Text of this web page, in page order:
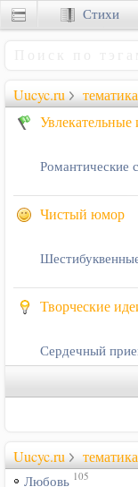
Uucyc.ru тематика
Увлекательные
Романтические
Чистый юмор
Творческие
Сердечный
Uucyc.ru тематика
Любовь 105
Стихи